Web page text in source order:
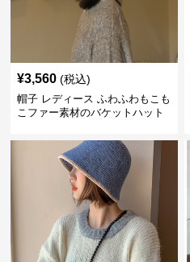
¥3,560 (税込)
帽子 レディース ふわふわもこも
こファー素材のバケットハット